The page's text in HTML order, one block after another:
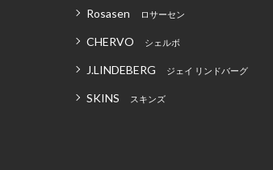
Rosasen ロサーセン
CHERVO シェルボ
J.LINDEBERG ジェイ リンドバーグ
SKINS スキンズ